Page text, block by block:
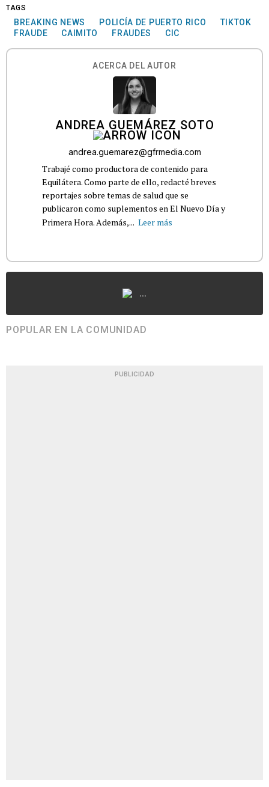
TAGS
BREAKING NEWS POLICÍA DE PUERTO RICO
TIKTOK
FRAUDE
CAIMITO FRAUDES CIC
ACERCA DEL AUTOR
ANDREA GUEMÁREZ SOTO
andrea.guemarez@gfrmedia.com
Trabajé como productora de contenido para
Equilátera. Como parte de ello, redacté breves
reportajes sobre temas de salud que se
publicaron como suplementos en El Nuevo Día y
Primera Hora. Además,... Leer más
...
POPULAR EN LA COMUNIDAD
PUBLICIDAD